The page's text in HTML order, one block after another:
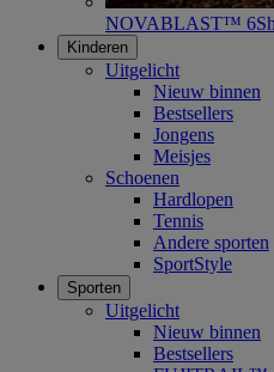
NOVABLAST™ 6
Kinderen
Uitgelicht
Nieuw binnen
Bestsellers
Jongens
Meisjes
Schoenen
Hardlopen
Tennis
Andere sporten
SportStyle
Sporten
Uitgelicht
Nieuw binnen
Bestsellers